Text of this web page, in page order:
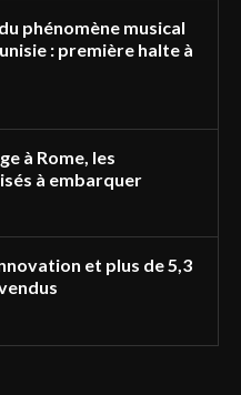
phénomène musical
: première halte à
à Rome, les
à embarquer
et plus de 5,3